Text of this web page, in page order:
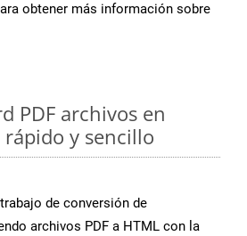
obtener más información sobre
PDF archivos en
y sencillo
de conversión de
archivos PDF a HTML con la